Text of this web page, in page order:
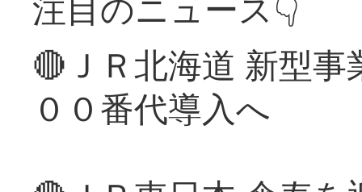
🔴ＪＲ北海道 新型
００番代導入へ